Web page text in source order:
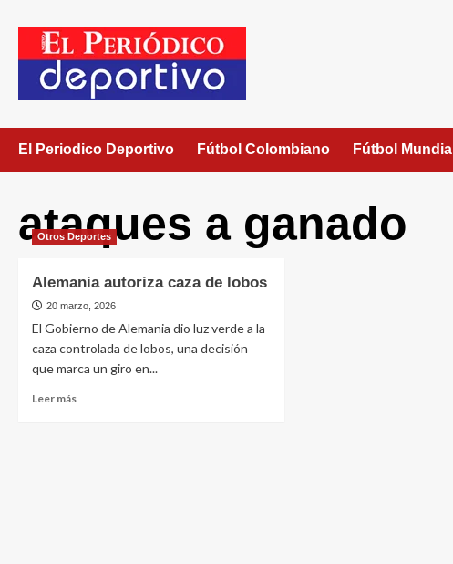
El Periodico Deportivo Fútbol Colombiano Fútbol Mundial
ataques a ganado
Otros Deportes
Alemania autoriza caza de lobos
20 marzo, 2026
El Gobierno de Alemania dio luz verde a la
caza controlada de lobos, una decisión
que marca un giro en...
Leer más